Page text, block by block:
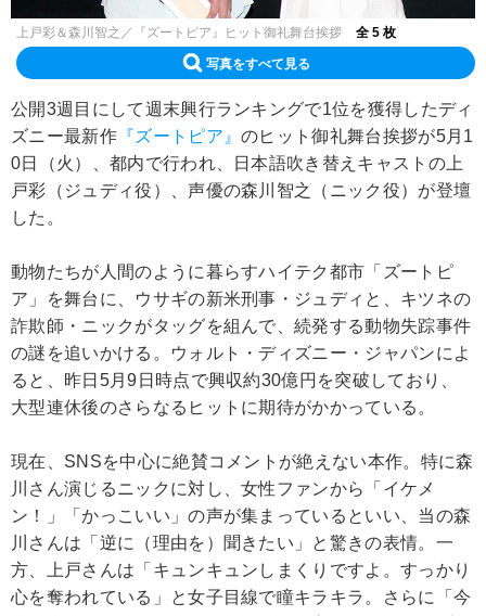
上戸彩＆森川智之／『ズートピア』ヒット御礼舞台挨拶 全 5 枚
写真をすべて見る
公開3週目にして週末興行ランキングで1位を獲得したディ
ズニー最新作『ズートピア』のヒット御礼舞台挨拶が5月1
0日（火）、都内で行われ、日本語吹き替えキャストの上
戸彩（ジュディ役）、声優の森川智之（ニック役）が登壇
した。
動物たちが人間のように暮らすハイテク都市「ズートピ
ア」を舞台に、ウサギの新米刑事・ジュディと、キツネの
詐欺師・ニックがタッグを組んで、続発する動物失踪事件
の謎を追いかける。ウォルト・ディズニー・ジャパンによ
ると、昨日5月9日時点で興収約30億円を突破しており、
大型連休後のさらなるヒットに期待がかかっている。
現在、SNSを中心に絶賛コメントが絶えない本作。特に森
川さん演じるニックに対し、女性ファンから「イケメ
ン！」「かっこいい」の声が集まっているといい、当の森
川さんは「逆に（理由を）聞きたい」と驚きの表情。一
方、上戸さんは「キュンキュンしまくりですよ。すっかり
心を奪われている」と女子目線で瞳キラキラ。さらに「今